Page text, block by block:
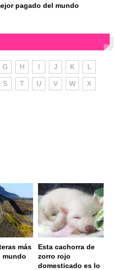
pagado del mundo
G H I J K L
S T U V W X
más
mundo
Esta cachorra de
zorro rojo
domesticado es lo